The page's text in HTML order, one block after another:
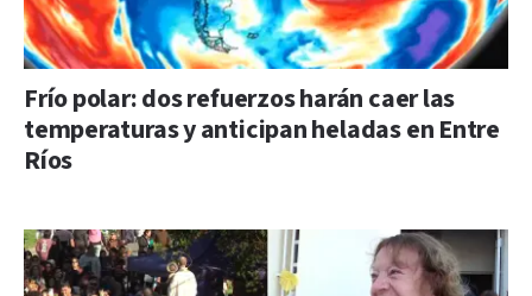
Frío polar: dos refuerzos harán caer las
temperaturas y anticipan heladas en Entre
Ríos